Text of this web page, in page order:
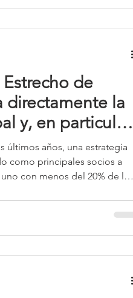
unir a pueblos y culturas, se
de
directamente la
y, en particular,
últimos años, una estrategia
como principales socios a
con menos del 20% de las
de petróleo, lo que
y, en ocasiones,